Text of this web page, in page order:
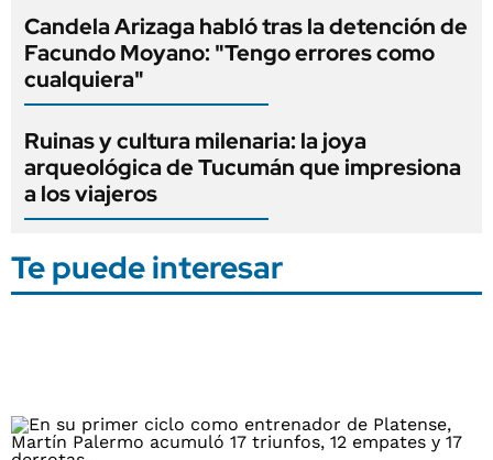
Candela Arizaga habló tras la detención de
Facundo Moyano: "Tengo errores como
cualquiera"
Ruinas y cultura milenaria: la joya
arqueológica de Tucumán que impresiona
a los viajeros
Te puede interesar